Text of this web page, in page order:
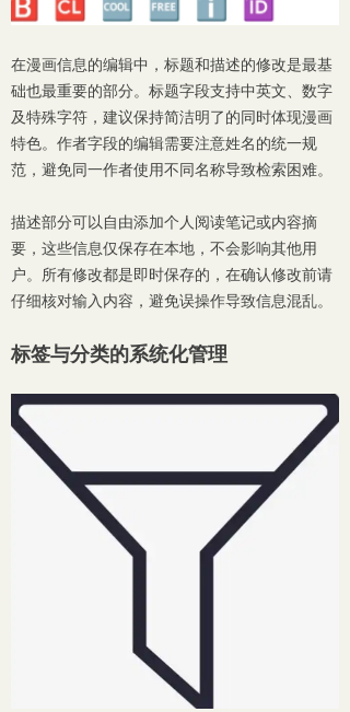
在漫画信息的编辑中，标题和描述的修改是最基
础也最重要的部分。标题字段支持中英文、数字
及特殊字符，建议保持简洁明了的同时体现漫画
特色。作者字段的编辑需要注意姓名的统一规
范，避免同一作者使用不同名称导致检索困难。
描述部分可以自由添加个人阅读笔记或内容摘
要，这些信息仅保存在本地，不会影响其他用
户。所有修改都是即时保存的，在确认修改前请
仔细核对输入内容，避免误操作导致信息混乱。
标签与分类的系统化管理